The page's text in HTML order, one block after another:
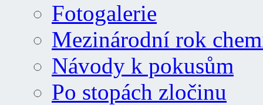
Fotogalerie
Mezinárodní rok
Návody k pokusům
Po stopách zločinu